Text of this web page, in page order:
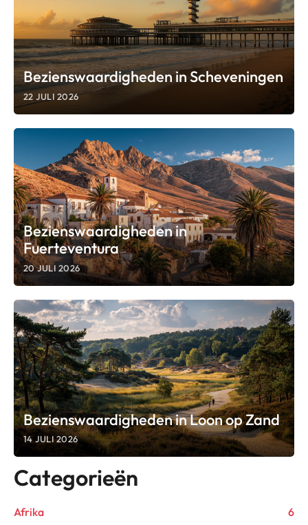
Bezienswaardigheden in Scheveningen
22 JULI 2026
Bezienswaardigheden in
Fuerteventura
20 JULI 2026
Bezienswaardigheden in Loon op Zand
14 JULI 2026
Categorieën
Afrika
6